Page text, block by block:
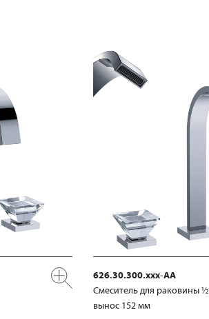
626.30.300.xxx-AA
Смеситель для раковины
вынос 152 мм